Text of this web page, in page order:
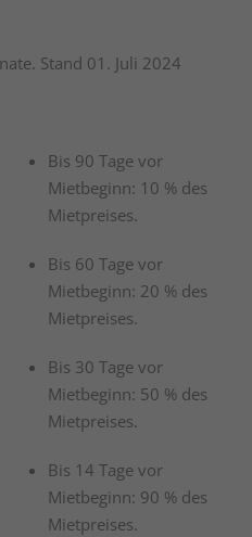
Stand 01. Juli 2024
Bis 90 Tage vor
Mietbeginn: 10 % des
Mietpreises.
Bis 60 Tage vor
Mietbeginn: 20 % des
Mietpreises.
Bis 30 Tage vor
Mietbeginn: 50 % des
Mietpreises.
Bis 14 Tage vor
Mietbeginn: 90 % des
Mietpreises.